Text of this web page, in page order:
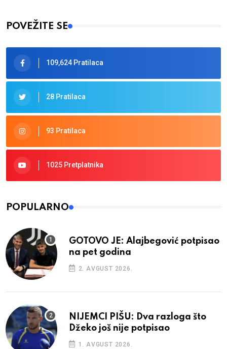
POVEŽITE SE
109,624 Pratilaca
28 Pratilaca
93 Pratilaca
1025 Pretplatnika
POPULARNO
GOTOVO JE: Alajbegović potpisao
na pet godina
2. AVGUST 2026.
NIJEMCI PIŠU: Dva razloga što
Džeko još nije potpisao
1. AVGUST 2026.